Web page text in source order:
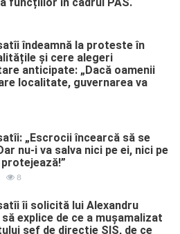
îndeamnă la proteste în
și cere alegeri
anticipate: „Dacă oamenii
localitate, guvernarea va
„Escrocii încearcă să se
nu-i va salva nici pe ei, nici pe
8
îi solicită lui Alexandru
explice de ce a mușamalizat
șef de direcție SIS, de ce